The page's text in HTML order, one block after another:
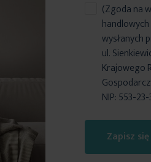
Zapisz się
(Zgoda na
wysłanych
ul.
Krajowego
NIP: 553-